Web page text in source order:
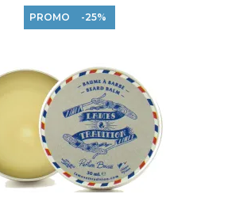
PROMO -25%